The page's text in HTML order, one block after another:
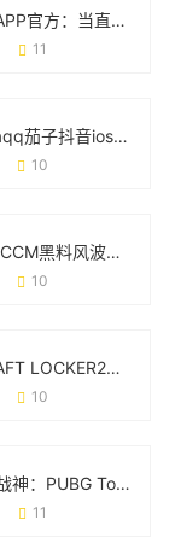
love直博APP官方：当直播遇见真实心动
11
qzdsp2.aqq茄子抖音ios版：为什么这个版本突然火了？
10
HLW155.CCM黑料风波：用户为何集体吐槽这款网红产品？
10
LOVECRAFT LOCKER2：当克苏鲁神话撞上箱庭解谜
10
从萌新到战神：PUBG Tool究竟能不能改变你的吃鸡体验？
11